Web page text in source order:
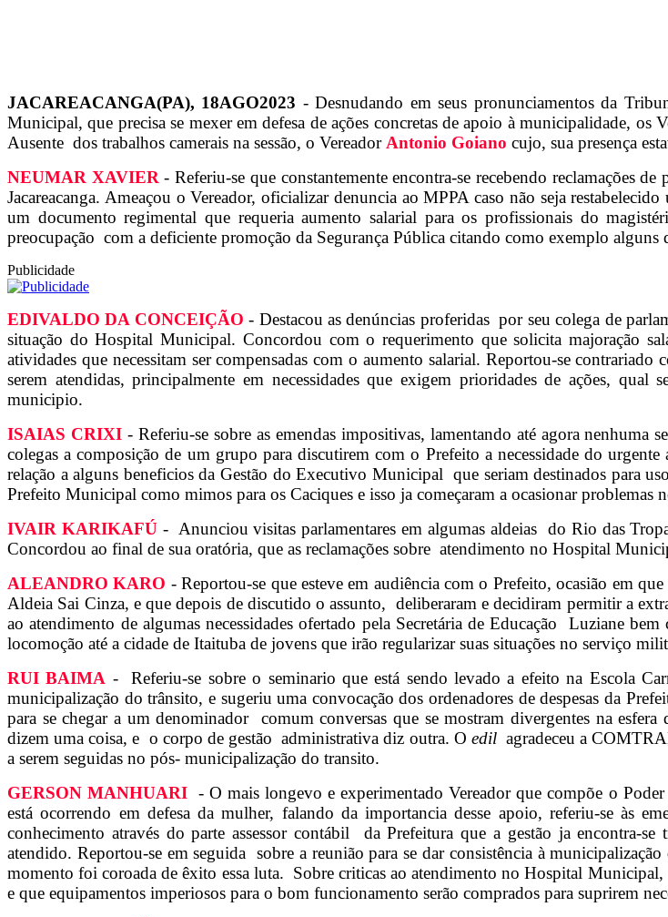
JACAREACANGA(PA), 18AGO2023 - Desnudando em seus pronunciamentos da
Municipal, que precisa se mexer em defesa de ações concretas de apoio à municipalidade, os
Ausente dos trabalhos camerais na sessão, o Vereador Antonio Goiano cujo, sua presença
NEUMAR XAVIER - Referiu-se que constantemente encontra-se recebendo reclamações
Jacareacanga. Ameaçou o Vereador, oficializar denuncia ao MPPA caso não seja
um documento regimental que requeria aumento salarial para os profissionais do
preocupação com a deficiente promoção da Segurança Pública citando como exemplo
Publicidade
EDIVALDO DA CONCEIÇÃO - Destacou as denúncias proferidas por seu colega de
situação do Hospital Municipal. Concordou com o requerimento que solicita majoração
atividades que necessitam ser compensadas com o aumento salarial. Reportou-se
serem atendidas, principalmente em necessidades que exigem prioridades de ações,
municipio.
ISAIAS CRIXI- Referiu-se sobre as emendas impositivas, lamentando até agora nenhuma
colegas a composição de um grupo para discutirem com o Prefeito a necessidade do
relação a alguns beneficios da Gestão do Executivo Municipal que seriam destinados para
Prefeito Municipal como mimos para os Caciques e isso ja começaram a ocasionar problemas
IVAIR KARIKAFÚ- Anunciou visitas parlamentares em algumas aldeias do Rio das
Concordou ao final de sua oratória, que as reclamações sobre atendimento no Hospital
ALEANDRO KARO - Reportou-se que esteve em audiência com o Prefeito, ocasião em
Aldeia Sai Cinza, e que depois de discutido o assunto, deliberaram e decidiram permitir a
ao atendimento de algumas necessidades ofertado pela Secretária de Educação Luziane
locomoção até a cidade de Itaituba de jovens que irão regularizar suas situações no serviço
RUI BAIMA - Referiu-se sobre o seminario que está sendo levado a efeito na Escola
municipalização do trânsito, e sugeriu uma convocação dos ordenadores de despesas da
para se chegar a um denominador comum conversas que se mostram divergentes na
dizem uma coisa, e o corpo de gestão administrativa diz outra. O edil agradeceu a
a serem seguidas no pós- municipalização do transito.
GERSON MANHUARI - O mais longevo e experimentado Vereador que compõe o
está ocorrendo em defesa da mulher, falando da importancia desse apoio, referiu-se às
conhecimento através do parte assessor contábil da Prefeitura que a gestão ja encontra-
atendido. Reportou-se em seguida sobre a reunião para se dar consistência à
momento foi coroada de êxito essa luta. Sobre criticas ao atendimento no Hospital
e que equipamentos imperiosos para o bom funcionamento serão comprados para suprirem